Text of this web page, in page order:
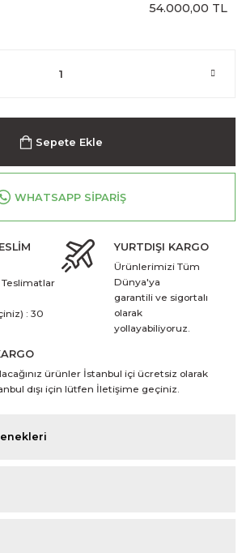
54.000,00 TL
Sepete Ekle
WHATSAPP SİPARİŞ
: 30
YURTDIŞI KARGO
Ürünlerimizi Tüm
Dünya'ya
garantili ve sigortalı
olarak
yollayabiliyoruz.
ürünler İstanbul içi ücretsiz olarak
dışı için lütfen İletişime geçiniz.